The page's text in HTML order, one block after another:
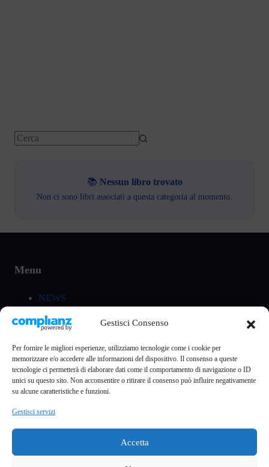
Gestisci Consenso
Per fornire le migliori esperienze, utilizziamo tecnologie come i cookie per
memorizzare e/o accedere alle informazioni del dispositivo. Il consenso a queste
tecnologie ci permetterà di elaborare dati come il comportamento di navigazione o ID
unici su questo sito. Non acconsentire o ritirare il consenso può influire negativamente
su alcune caratteristiche e funzioni.
Gestisci servizi
Accetta
📚 Nessun libro trovato
Non ci sono libri associati a questa categoria al momento.
Menu
NEWS
UMANITÀ SOLIDALE
CHI SIAMO
INDIRIZZI UTILI
Contatti
La nostra mail: